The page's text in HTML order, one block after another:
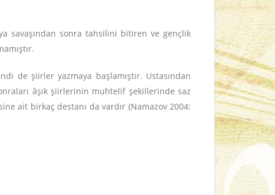
savaşından sonra tahsilini bitiren ve gençlik
de şiirler yazmaya başlamıştır. Ustasından
âşık şiirlerinin muhtelif şekillerinde saz
ait birkaç destanı da vardır (Namazov 2004: